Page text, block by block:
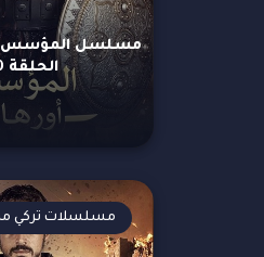
مسلسل المؤسس
الحلقة 20
مسلسلات تركي